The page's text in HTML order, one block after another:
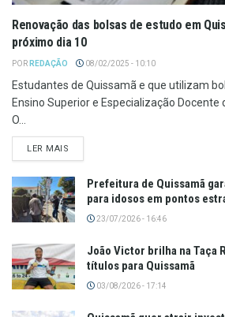
Renovação das bolsas de estudo em
próximo dia 10
POR REDAÇÃO 08/02/2025 - 10:10
Estudantes de Quissamã e que utilizam
Ensino Superior e Especialização
O...
LER MAIS
Prefeitura de Quissamã
para idosos em pontos
23/07/2026 - 16:46
João Victor brilha na Taça
títulos para Quissamã
03/08/2026 - 17:14